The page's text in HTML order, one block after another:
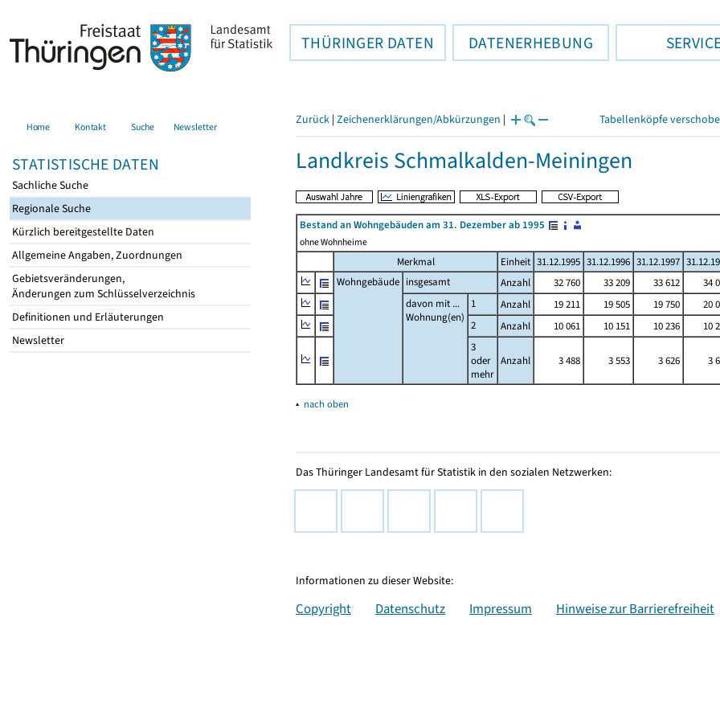
THÜRINGER DATEN DATENERHEBUNG
Home Kontakt Suche Newsletter
STATISTISCHE DATEN
Sachliche Suche
Regionale Suche
Kürzlich bereitgestellte Daten
Allgemeine Angaben, Zuordnungen
Gebietsveränderungen,
Änderungen zum Schlüsselverzeichnis
Definitionen und Erläuterungen
Newsletter
Zurück | Zeichenerklärungen/Abkürzungen | Tabellenköpfe
Landkreis Schmalkalden-Meiningen
Bestand an Wohngebäuden am 31. Dezember ab 1995
ohne Wohnheime
Merkmal Einheit 31.12.1995 31.12.1996 31.12.1997
Wohngebäude insgesamt Anzahl 32 760 33 209 33 612 34
davon mit ...
Wohnung(en)
1 Anzahl 19 211 19 505 19 750 20
2
Anzahl 10 061 10 151 10 236 10
3
oder
mehr
Anzahl 3 488 3 553 3 626 3
▴ nach oben
Das Thüringer Landesamt für Statistik in den sozialen Netzwerken:
Informationen zu dieser Website:
Copyright Datenschutz Impressum Hinweise zur Barrierefreiheit